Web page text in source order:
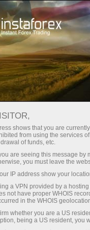
Avec
jusqu’à
spreads et
marché,
d’actions et
Spreads
Bonus de 30 %
sur chaque
Vitesse
dans le
shows that you are
from using the services
of funds, etc.
are seeing this message by
you must leave the
IP address show your
a VPN provided by a
not have proper WHOIS
in the WHOIS
whether you are a US
being a US resident, you